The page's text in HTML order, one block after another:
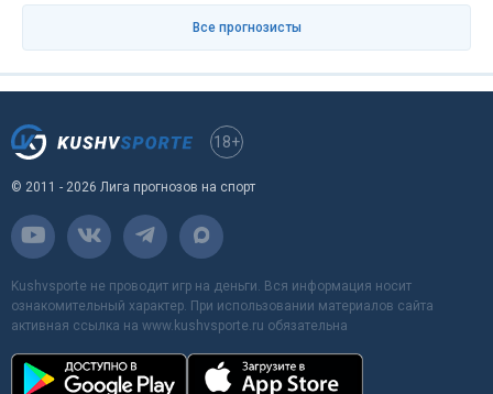
Все прогнозисты
18+
© 2011 - 2026 Лига прогнозов на спорт
Kushvsporte не проводит игр на деньги. Вся информация носит
ознакомительный характер. При использовании материалов сайта
активная ссылка на www.kushvsporte.ru обязательна